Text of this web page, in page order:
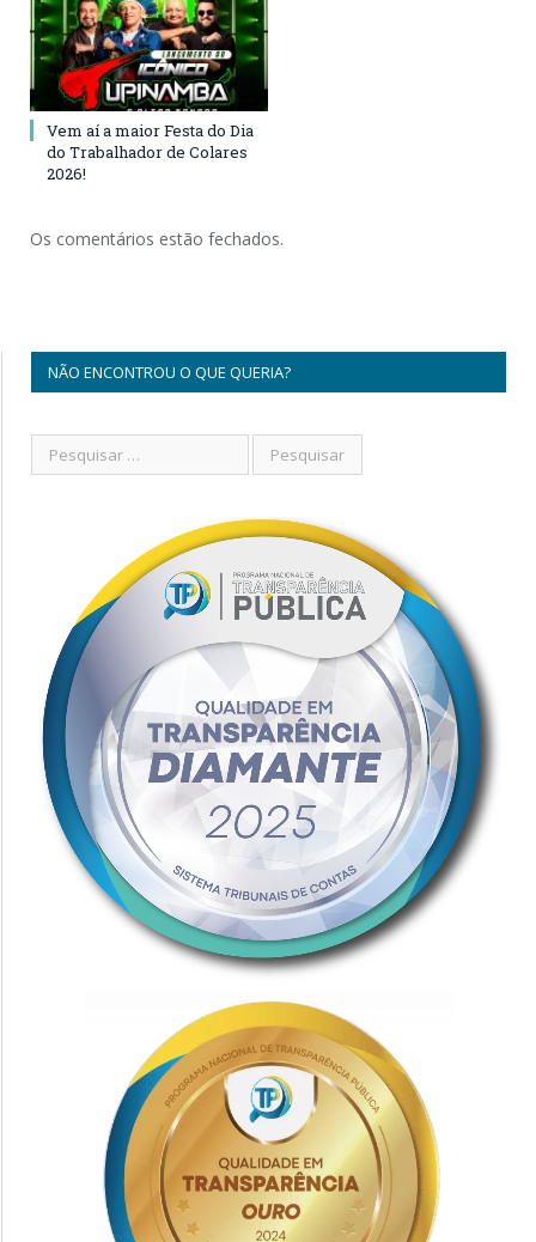
Vem aí a maior Festa do Dia
do Trabalhador de Colares
2026!
Os comentários estão fechados.
NÃO ENCONTROU O QUE QUERIA?